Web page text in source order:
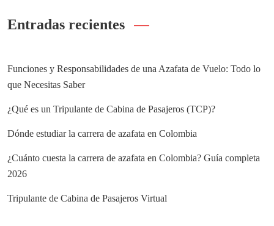
Entradas recientes
Funciones y Responsabilidades de una Azafata de Vuelo: Todo lo
que Necesitas Saber
¿Qué es un Tripulante de Cabina de Pasajeros (TCP)?
Dónde estudiar la carrera de azafata en Colombia
¿Cuánto cuesta la carrera de azafata en Colombia? Guía completa
2026
Tripulante de Cabina de Pasajeros Virtual